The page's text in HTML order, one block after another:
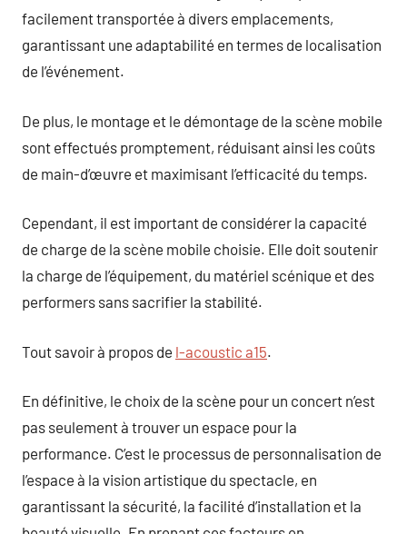
facilement transportée à divers emplacements,
garantissant une adaptabilité en termes de localisation
de l’événement.
De plus, le montage et le démontage de la scène mobile
sont effectués promptement, réduisant ainsi les coûts
de main-d’œuvre et maximisant l’efficacité du temps.
Cependant, il est important de considérer la capacité
de charge de la scène mobile choisie. Elle doit soutenir
la charge de l’équipement, du matériel scénique et des
performers sans sacrifier la stabilité.
Tout savoir à propos de l-acoustic a15.
En définitive, le choix de la scène pour un concert n’est
pas seulement à trouver un espace pour la
performance. C’est le processus de personnalisation de
l’espace à la vision artistique du spectacle, en
garantissant la sécurité, la facilité d’installation et la